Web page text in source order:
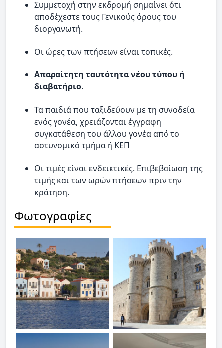
Συμμετοχή στην εκδρομή σημαίνει ότι
αποδέχεστε τους Γενικούς όρους του
διοργανωτή.
Οι ώρες των πτήσεων είναι τοπικές.
Απαραίτητη ταυτότητα νέου τύπου ή
διαβατήριο.
Τα παιδιά που ταξιδεύουν με τη συνοδεία
ενός γονέα, χρειάζονται έγγραφη
συγκατάθεση του άλλου γονέα από το
αστυνομικό τμήμα ή ΚΕΠ
Οι τιμές είναι ενδεικτικές. Επιβεβαίωση της
τιμής και των ωρών πτήσεων πριν την
κράτηση.
Φωτογραφίες